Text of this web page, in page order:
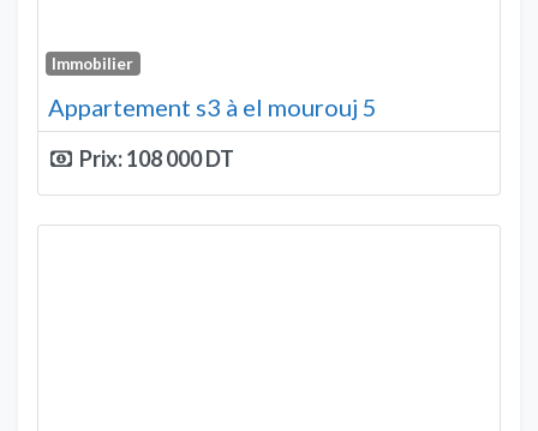
Immobilier
Appartement s3 à el mourouj 5
Prix:108 000